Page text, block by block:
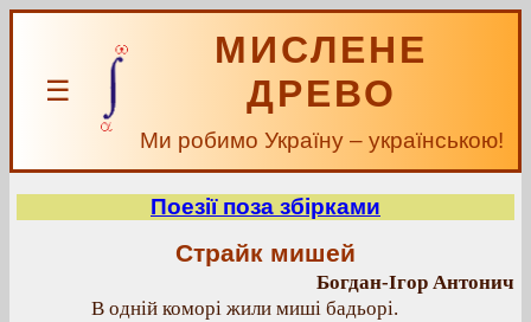
☰
МИСЛЕНЕ
ДРЕВО
Ми робимо Україну – українською!
Поезії поза збірками
Страйк мишей
Богдан-Ігор Антонич
В одній коморі жили миші бадьорі.